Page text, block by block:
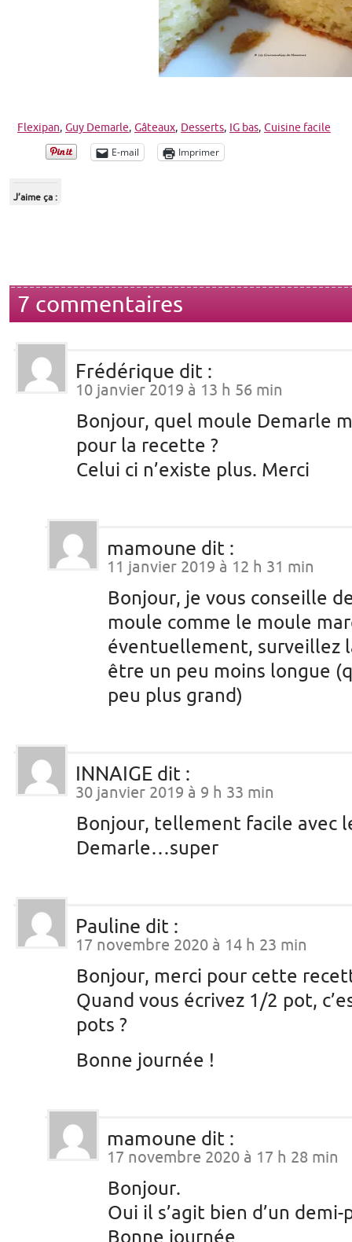
Flexipan, Guy Demarle, Gâteaux, Desserts, IG bas, Cuisine facile
E-mail Imprimer
J’aime ça :
7 commentaires
Frédérique dit :
10 janvier 2019 à 13 h 56 min
Bonjour, quel moule Demarle
pour la recette ?
Celui ci n’existe plus. Merci
mamoune dit :
11 janvier 2019 à 12 h 31 min
Bonjour, je vous conseille
moule comme le moule
éventuellement, surveillez
être un peu moins longue
peu plus grand)
INNAIGE dit :
30 janvier 2019 à 9 h 33 min
Bonjour, tellement facile avec
Demarle…super
Pauline dit :
17 novembre 2020 à 14 h 23 min
Bonjour, merci pour cette
Quand vous écrivez 1/2 pot,
pots ?
Bonne journée !
mamoune dit :
17 novembre 2020 à 17 h 28 min
Bonjour.
Oui il s’agit bien d’un demi-
Bonne journée